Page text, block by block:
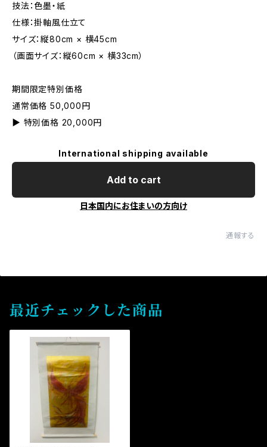
技法：色墨・紙
仕様：掛軸風仕立て
サイズ：縦80cm × 横45cm
（画面サイズ：縦60cm × 横33cm）
期間限定特別価格
通常価格 50,000円
▶ 特別価格 20,000円
International shipping available
Add to cart
日本国内にお住まいの方向け
通報する
最近チェックした商品